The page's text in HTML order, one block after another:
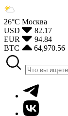
26°С Москва
USD
82.17
EUR
94.84
BTC
64,970.56